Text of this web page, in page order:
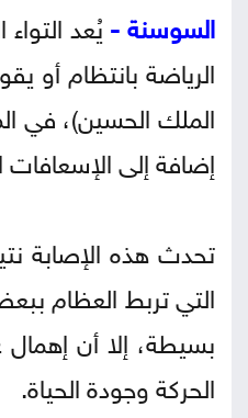
السوسنة -يُعد
الرياضة بانتظام أو
الملك الحسين)، في
إضافة إلى الإسعافات
تحدث هذه الإصابة
التي تربط العظام
بسيطة، إلا أن
الحركة وجودة الحياة.